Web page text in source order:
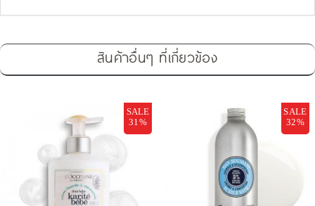
สินค้าอื่นๆ ที่เกี่ยวข้อง
SALE
31%
SALE
32%